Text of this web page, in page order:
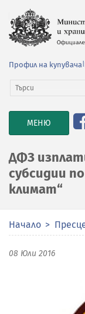
Профил на купувача
TOGGLE
NAVIGATION
МЕНЮ
ДФЗ
субсидии
климат“
Начало
08 Юли 2016